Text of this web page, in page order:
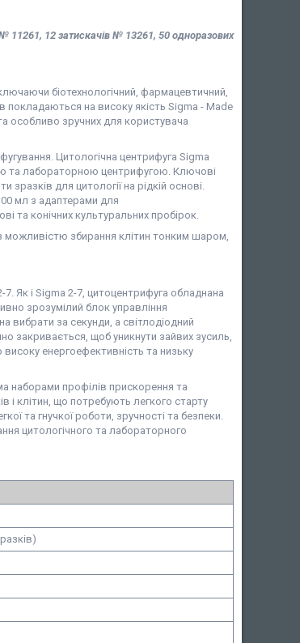
11261, 12 затискачів № 13261, 50 одноразових
біотехнологічний, фармацевтичний,
покладаються на високу якість Sigma - Made
особливо зручних для користувача
Цитологічна центрифуга Sigma
та лабораторною центрифугою. Ключові
для цитології на рідкій основі.
мл з адаптерами для
та конічних культуральних пробірок.
збирання клітин тонким шаром,
Як і Sigma 2-7, цитоцентрифуга обладнана
зрозумілий блок управління
за секунди, а світлодіодний
закривається, щоб уникнути зайвих зусиль,
енергоефективність та низьку
наборами профілів прискорення та
і клітин, що потребують легкого старту
та гнучкої роботи, зручності та безпеки.
цитологічного та лабораторного